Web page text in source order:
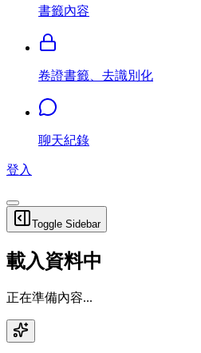
書籤內容
卷證書籤、去識別化
聊天紀錄
登入
Toggle Sidebar
載入資料中
正在準備內容...